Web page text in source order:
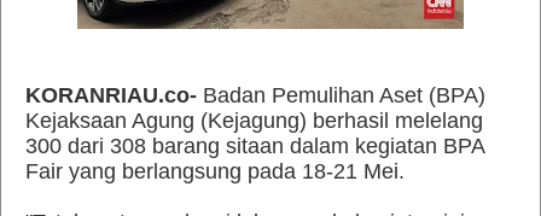
KORANRIAU.co- Badan Pemulihan Aset (BPA)
Kejaksaan Agung (Kejagung) berhasil melelang
300 dari 308 barang sitaan dalam kegiatan BPA
Fair yang berlangsung pada 18-21 Mei.